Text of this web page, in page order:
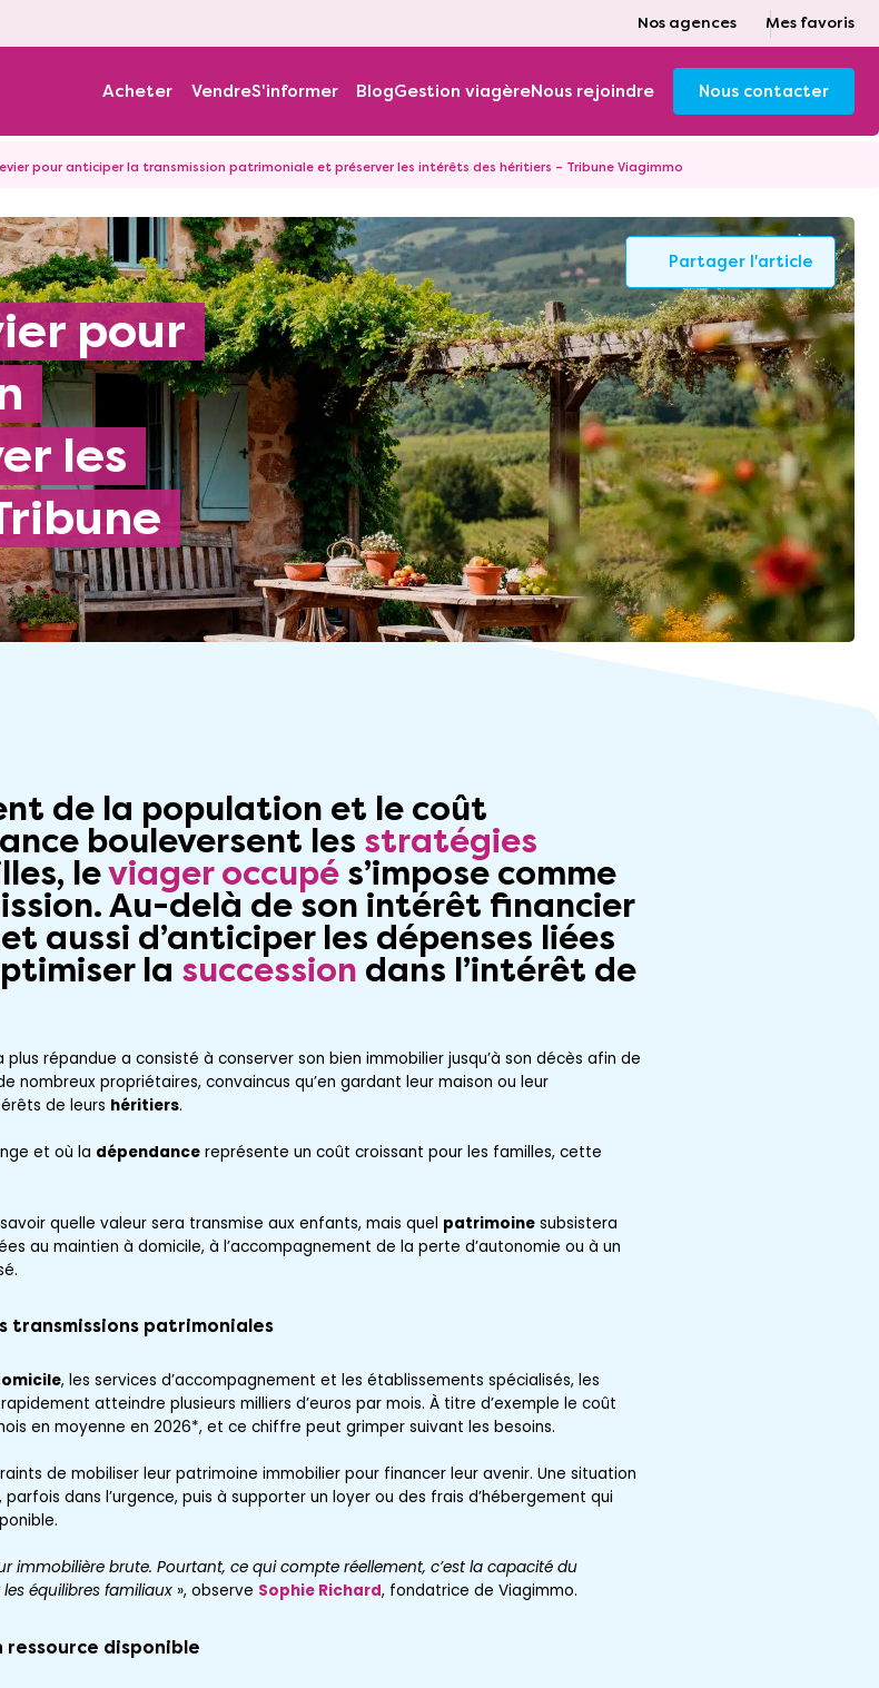
Nos agences Mes favoris
Acheter VendreS'informer BlogGestion viagèreNous rejoindre Nous contacter
pour anticiper la transmission patrimoniale et préserver les intérêts des héritiers – Tribune Viagimmo
Partager l'article
les
de la population et le coût
bouleversent les stratégies
leviager occupés’impose comme
Au-delà de son intérêt financier
aussi d’anticiper les dépenses liées
la succession dans l’intérêt de
plus répandue a consisté à conserver son bien immobilier jusqu’à son décès afin de
nombreux propriétaires, convaincus qu’en gardant leur maison ou leur
de leurs héritiers.
et où la dépendancereprésente un coût croissant pour les familles, cette
quelle valeur sera transmise aux enfants, mais quel patrimoinesubsistera
au maintien à domicile, à l’accompagnement de la perte d’autonomie ou à un
transmissions patrimoniales
, les services d’accompagnement et les établissements spécialisés, les
atteindre plusieurs milliers d’euros par mois. À titre d’exemple le coût
en moyenne en 2026*, et ce chiffre peut grimper suivant les besoins.
de mobiliser leur patrimoine immobilier pour financer leur avenir. Une situation
dans l’urgence, puis à supporter un loyer ou des frais d’hébergement qui
immobilière brute. Pourtant, ce qui compte réellement, c’est la capacité du
équilibres familiaux», observe Sophie Richard, fondatrice de Viagimmo.
ressource disponible